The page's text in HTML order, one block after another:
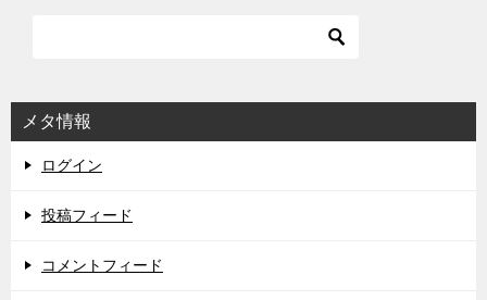
メタ情報
ログイン
投稿フィード
コメントフィード